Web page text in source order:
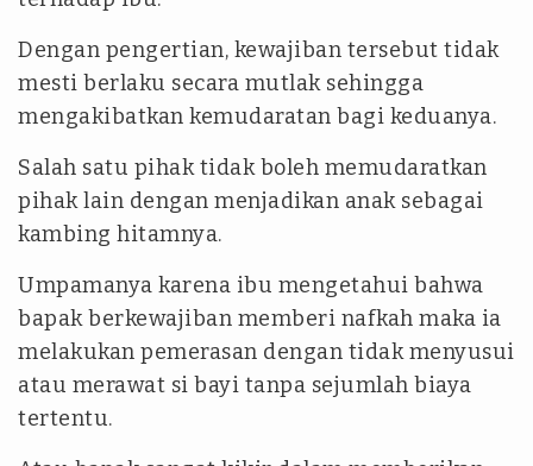
Dengan pengertian, kewajiban tersebut tidak
mesti berlaku secara mutlak sehingga
mengakibatkan kemudaratan bagi keduanya.
Salah satu pihak tidak boleh memudaratkan
pihak lain dengan menjadikan anak sebagai
kambing hitamnya.
Umpamanya karena ibu mengetahui bahwa
bapak berkewajiban memberi nafkah maka ia
melakukan pemerasan dengan tidak menyusui
atau merawat si bayi tanpa sejumlah biaya
tertentu.